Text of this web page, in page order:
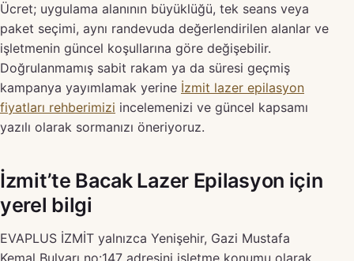
Ücret; uygulama alanının büyüklüğü, tek seans veya
paket seçimi, aynı randevuda değerlendirilen alanlar ve
işletmenin güncel koşullarına göre değişebilir.
Doğrulanmamış sabit rakam ya da süresi geçmiş
kampanya yayımlamak yerine İzmit lazer epilasyon
fiyatları rehberimizi incelemenizi ve güncel kapsamı
yazılı olarak sormanızı öneriyoruz.
İzmit’te Bacak Lazer Epilasyon için
yerel bilgi
EVAPLUS İZMİT yalnızca Yenişehir, Gazi Mustafa